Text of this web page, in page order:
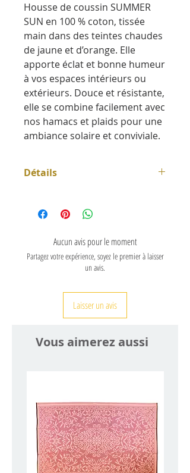
Housse de coussin SUMMER
SUN en 100 % coton, tissée
main dans des teintes chaudes
de jaune et d’orange. Elle
apporte éclat et bonne humeur
à vos espaces intérieurs ou
extérieurs. Douce et résistante,
elle se combine facilement avec
nos hamacs et plaids pour une
ambiance solaire et conviviale.
Détails
Fermeture à glissière
Laver en machine: 30°C
maximum, essorage doux,
séchage naturel à l'abri du
Fabrication purement
artisanale selon les exigeances
fairtrade
Aucun avis pour le moment
Partagez votre expérience, soyez le premier à laisser
un avis.
Laisser un avis
Vous aimerez aussi